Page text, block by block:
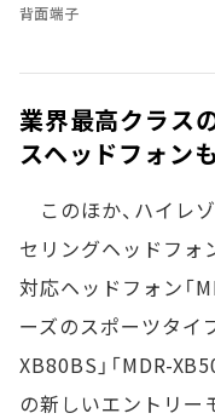
背面端子
業界最高クラス
スヘッドフォンも
このほか、ハイレ
セリングヘッドフォ
対応ヘッドフォン「
ーズのスポーツタイ
XB80BS」「MDR-
の新しいエントリー